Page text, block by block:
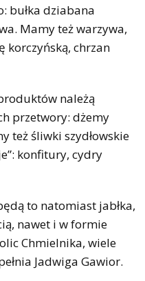
bułka dziabana
Mamy też warzywa,
korczyńską, chrzan
należą
przetwory: dżemy
też śliwki szydłowskie
konfitury, cydry
to natomiast jabłka,
nawet i w formie
Chmielnika, wiele
Jadwiga Gawior.